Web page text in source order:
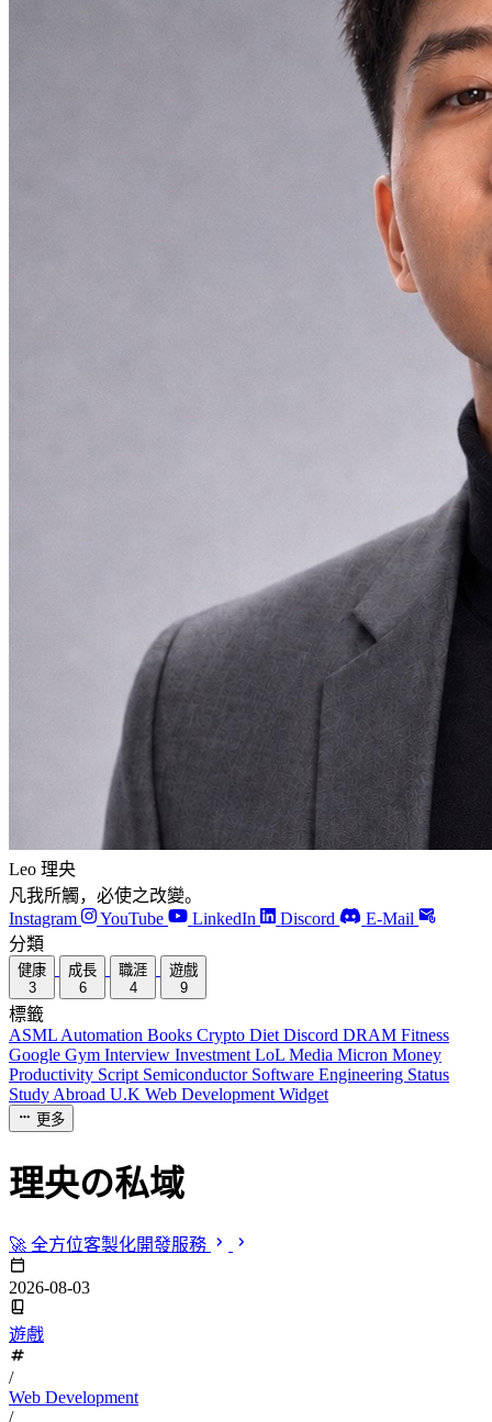
Leo 理央
凡我所觸，必使之改變。
Instagram
YouTube LinkedIn Discord
E-Mail
分類
健康
3
成長
6
職涯
4
遊戲
9
標籤
ASML Automation Books Crypto Diet Discord DRAM Fitness
Google Gym Interview Investment LoL Media Micron Money
Productivity Script Semiconductor Software Engineering Status
Study Abroad U.K Web Development Widget
更多
理央の私域
🚀 全方位客製化開發服務
2026-08-03
遊戲
/
Web Development
/